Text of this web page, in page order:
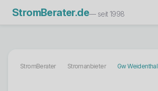
StromBerater.de— seit 1998
StromBerater Stromanbieter Gw Weidenthal